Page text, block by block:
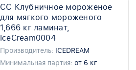
СС Клубничное мороженое
для мягкого мороженого
1,666 кг ламинат,
IceCream0004
Производитель: ICEDREAM
Минимальная партия: от 6 кг